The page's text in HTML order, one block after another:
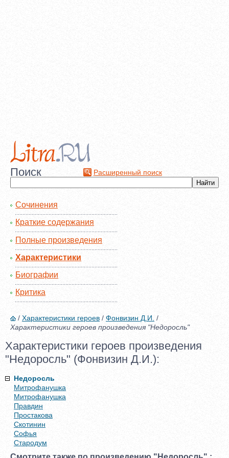
Поиск Расширенный поиск
Сочинения
Краткие содержания
Полные произведения
Характеристики
Биографии
Критика
/ Характеристики героев / Фонвизин Д.И. /
Характеристики героев произведения "Недоросль"
Характеристики героев произведения
"Недоросль" (Фонвизин Д.И.):
Недоросль
Митрофанушка
Митрофанушка
Правдин
Простакова
Скотинин
Софья
Стародум